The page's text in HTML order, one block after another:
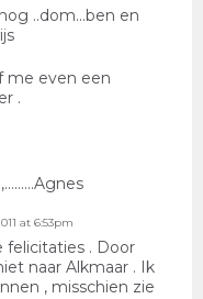
..dom...ben en
me even een
.
at 6:53pm
felicitaties . Door
naar Alkmaar . Ik
, misschien zie